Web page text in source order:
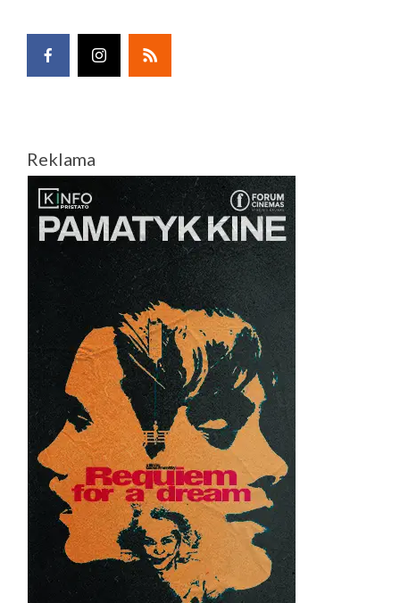
Reklama